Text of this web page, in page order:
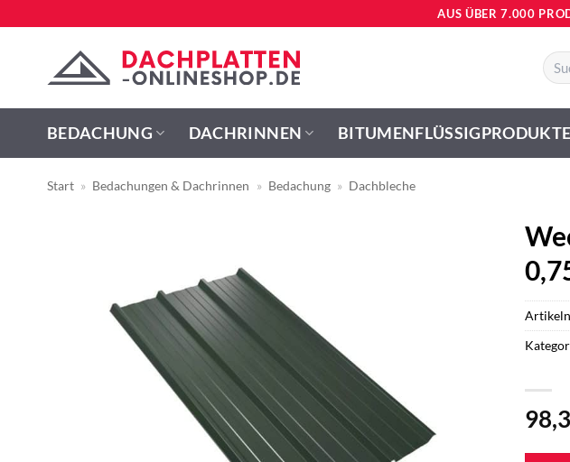
AUS ÜBER 7.000
nach:
BEDACHUNG DACHRINNEN BITUMENFLÜSSIGPRODUKTE
Start » Bedachungen & Dachrinnen » Bedachung » Dachbleche